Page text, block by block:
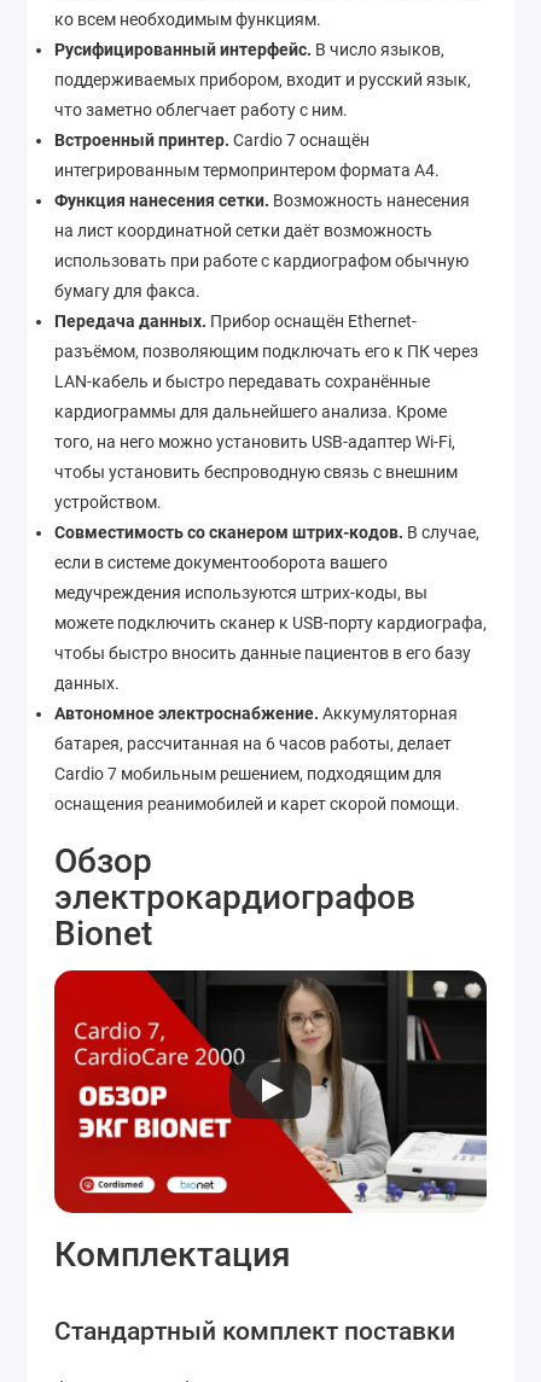
ко всем необходимым функциям.
Русифицированный интерфейс. В число языков,
поддерживаемых прибором, входит и русский язык,
что заметно облегчает работу с ним.
Встроенный принтер. Cardio 7 оснащён
интегрированным термопринтером формата А4.
Функция нанесения сетки. Возможность нанесения
на лист координатной сетки даёт возможность
использовать при работе с кардиографом обычную
бумагу для факса.
Передача данных. Прибор оснащён Ethernet-
разъёмом, позволяющим подключать его к ПК через
LAN-кабель и быстро передавать сохранённые
кардиограммы для дальнейшего анализа. Кроме
того, на него можно установить USB-адаптер Wi-Fi,
чтобы установить беспроводную связь с внешним
устройством.
Совместимость со сканером штрих-кодов. В случае,
если в системе документооборота вашего
медучреждения используются штрих-коды, вы
можете подключить сканер к USB-порту кардиографа,
чтобы быстро вносить данные пациентов в его базу
данных.
Автономное электроснабжение. Аккумуляторная
батарея, рассчитанная на 6 часов работы, делает
Cardio 7 мобильным решением, подходящим для
оснащения реанимобилей и карет скорой помощи.
Обзор
электрокардиографов
Bionet
Комплектация
Стандартный комплект поставки